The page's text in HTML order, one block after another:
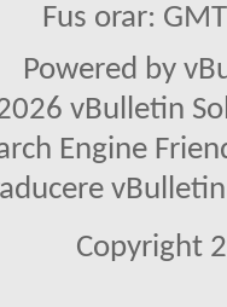
Fus orar:
Powered by
vBulletin
Engine
Copyright